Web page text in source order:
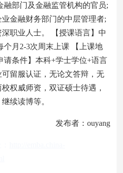
融部门及金融监管机构的官员;
金融财务部门的中层管理者;
职业人士。 【授课语言】中
个月2-3次周末上课 【上课地
请条件】本科+学士学位+语言
留服认证，无论文答辩，无
权威师资，双证硕士待遇，
续读博等。
发布者：ouyang